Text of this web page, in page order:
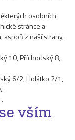
osobních
stránce a
aspoň z naší strany,
10, Příchodský 8,
6/2, Holátko 2/1,
vším